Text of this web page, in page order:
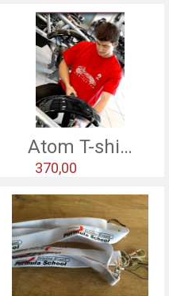
Atom T-shirt - red
370,00